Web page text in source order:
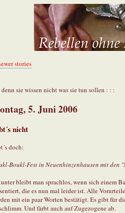
stories
sie wissen nicht was sie tun sollen : : :
5. Juni 2006
nicht
doch:
Boukl-Fest in Neuenhinzenhausen mit den
bleibt man sprachlos, wenn sich einem
die es nun mal leider ist. Alle
mit ein paar Worten bestätigt. Es gibt für
Und färbt auch auf Zugezogene ab.